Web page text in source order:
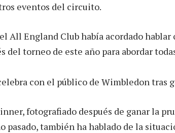
eventos del circuito.
All England Club había acordado
del torneo de este año para abordar
fotografiado después de ganar la
pasado, también ha hablado de la